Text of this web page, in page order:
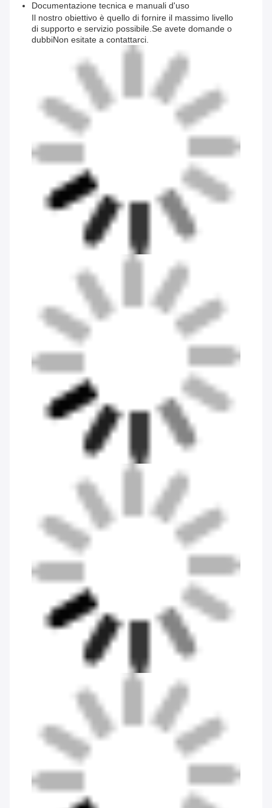
Documentazione tecnica e manuali d'uso
Il nostro obiettivo è quello di fornire il massimo livello
di supporto e servizio possibile.Se avete domande o
dubbiNon esitate a contattarci.